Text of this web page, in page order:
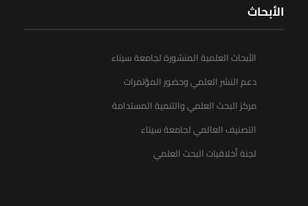
الأبحاث
الأبحاث العلمية المنشورة لجامعة سيناء
دعم النشر العلمي وحضور المؤتمرات
مركز البحث العلمي والتنمية المستدامة
التصنيف العالمي لجامعة سيناء
لجنة أخلاقيات البحث العلمي